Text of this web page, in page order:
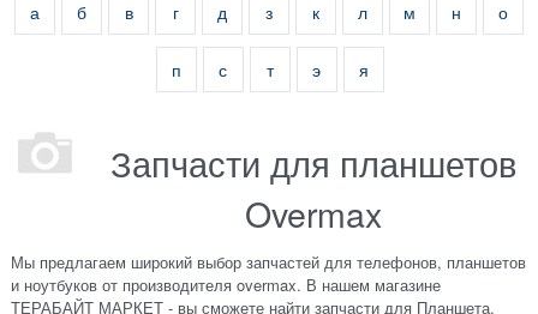
а б в г д з к л м н о
п с т э я
Запчасти для планшетов
Overmax
Мы предлагаем широкий выбор запчастей для телефонов, планшетов
и ноутбуков от производителя overmax. В нашем магазине
ТЕРАБАЙТ МАРКЕТ - вы сможете найти запчасти для Планшета,